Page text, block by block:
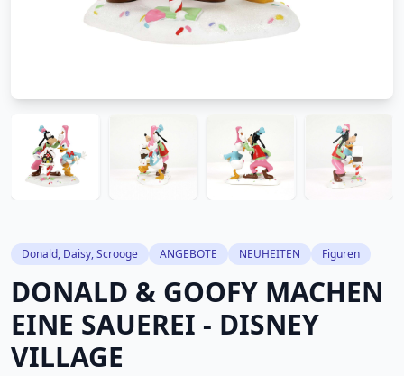
Donald, Daisy, Scrooge ANGEBOTE NEUHEITEN Figuren
DONALD & GOOFY MACHEN
EINE SAUEREI - DISNEY
VILLAGE